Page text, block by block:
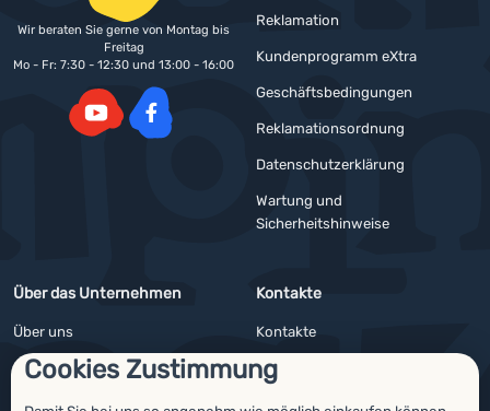
Cookies Zustimmung
Reklamation
Kundenprogramm eXtra
Geschäftsbedingungen
Reklamationsordnung
Datenschutzerklärung
Wartung und
Sicherheitshinweise
Über das Unternehmen
Über uns
Impressum
4camping4nature
Kontakte
Kontakte
Angebote für Firmen und Vereine
Newsletter
Wir beraten Sie gerne von Montag bis
Freitag
Mo - Fr: 7:30 - 12:30 und 13:00 - 16:00